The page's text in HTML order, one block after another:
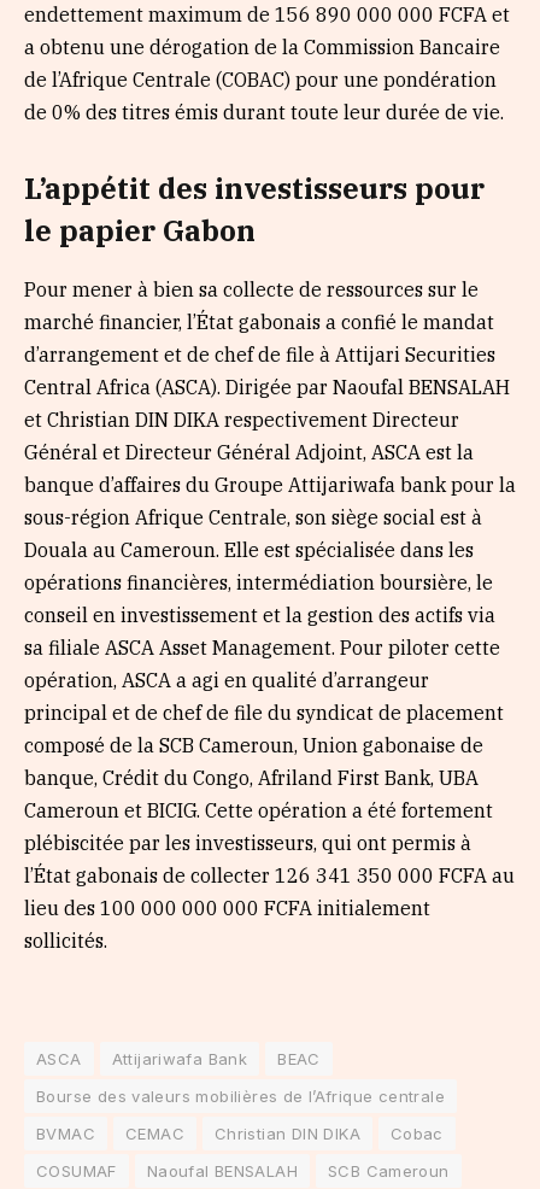
endettement maximum de 156 890 000 000 FCFA et
a obtenu une dérogation de la Commission Bancaire
de l’Afrique Centrale (COBAC) pour une pondération
de 0% des titres émis durant toute leur durée de vie.
L’appétit des investisseurs pour
le papier Gabon
Pour mener à bien sa collecte de ressources sur le
marché financier, l’État gabonais a confié le mandat
d’arrangement et de chef de file à Attijari Securities
Central Africa (ASCA). Dirigée par Naoufal BENSALAH
et Christian DIN DIKA respectivement Directeur
Général et Directeur Général Adjoint, ASCA est la
banque d’affaires du Groupe Attijariwafa bank pour la
sous-région Afrique Centrale, son siège social est à
Douala au Cameroun. Elle est spécialisée dans les
opérations financières, intermédiation boursière, le
conseil en investissement et la gestion des actifs via
sa filiale ASCA Asset Management. Pour piloter cette
opération, ASCA a agi en qualité d’arrangeur
principal et de chef de file du syndicat de placement
composé de la SCB Cameroun, Union gabonaise de
banque, Crédit du Congo, Afriland First Bank, UBA
Cameroun et BICIG. Cette opération a été fortement
plébiscitée par les investisseurs, qui ont permis à
l’État gabonais de collecter 126 341 350 000 FCFA au
lieu des 100 000 000 000 FCFA initialement
sollicités.
ASCA Attijariwafa Bank
BEAC
Bourse des valeurs mobilières de l’Afrique centrale
BVMAC
CEMAC Christian DIN DIKA
Cobac
COSUMAF
Naoufal BENSALAH SCB Cameroun